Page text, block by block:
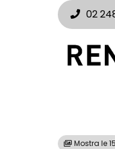
02
Mostra le